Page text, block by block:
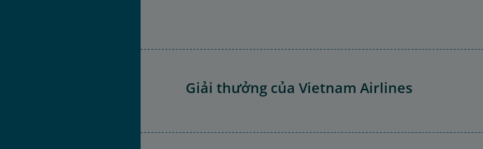
Giải thưởng của Vietnam Airlines